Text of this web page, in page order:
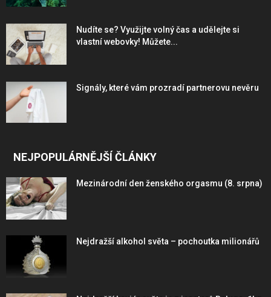
Nudíte se? Využijte volný čas a udělejte si
vlastní webovky! Můžete...
Signály, které vám prozradí partnerovu nevěru
NEJPOPULÁRNĚJŠÍ ČLÁNKY
Mezinárodní den ženského orgasmu (8. srpna)
Nejdražší alkohol světa – pochoutka milionářů